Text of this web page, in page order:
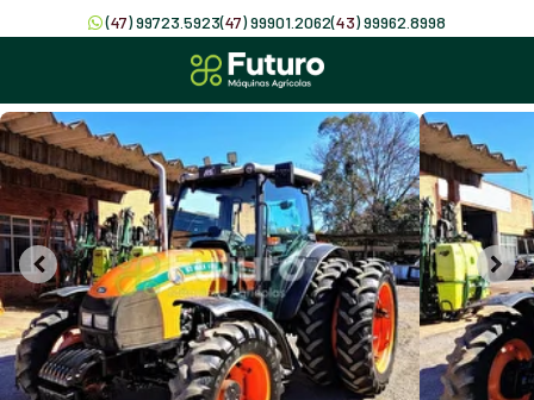
(47) 99723.5923(47) 99901.2062(43) 99962.8998